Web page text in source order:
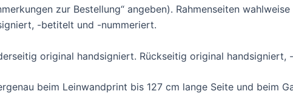
zur Bestellung“ angeben). Rahmenseiten
-betitelt und -nummeriert.
original handsigniert. Rückseitig original
beim Leinwandprint bis 127 cm lange Seite und beim